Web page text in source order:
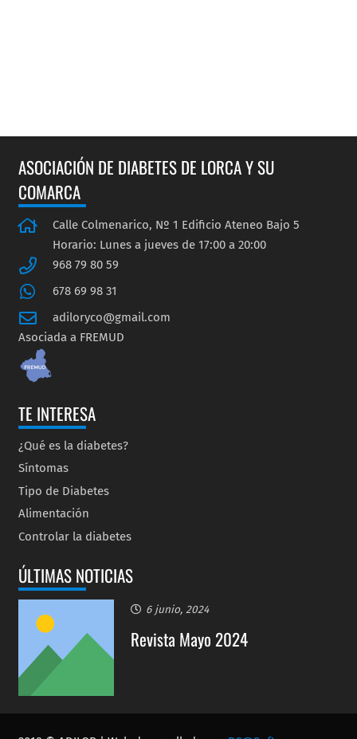
ASOCIACIÓN DE DIABETES DE LORCA Y SU
COMARCA
Calle Colmenarico, Nº 1 Edificio Ateneo Bajo 5
Horario: Lunes a jueves de 17:00 a 20:00
968 79 80 59
678 69 98 31
adiloryco@gmail.com
Asociada a FREMUD
TE INTERESA
¿Qué es la diabetes?
Síntomas
Tipo de Diabetes
Alimentación
Controlar la diabetes
ÚLTIMAS NOTICIAS
6 junio, 2024
Revista Mayo 2024